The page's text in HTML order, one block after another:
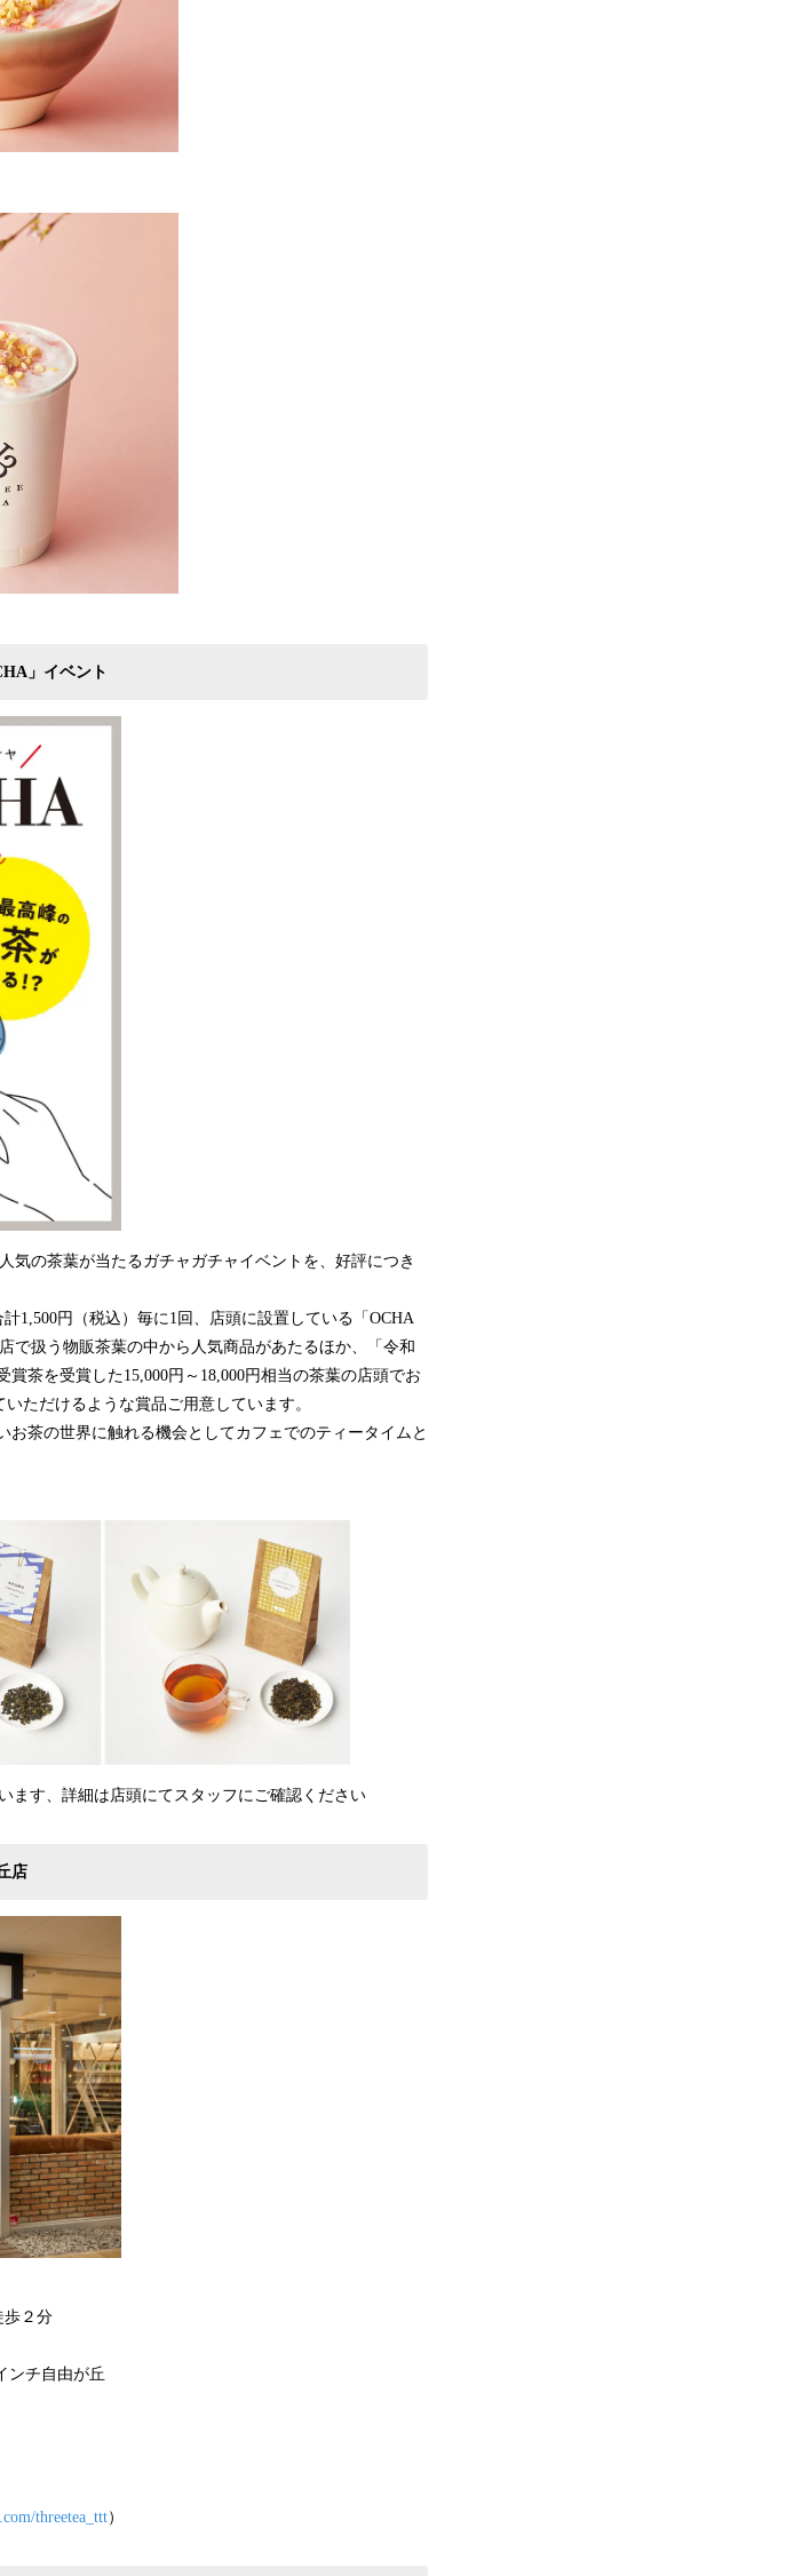
」イベント
の茶葉が当たるガチャガチャイベントを、好評につき
1,500円（税込）毎に1回、店頭に設置している「OCHA
で扱う物販茶葉の中から人気商品があたるほか、「令和
茶を受賞した15,000円～18,000円相当の茶葉の店頭でお
ただけるような賞品ご用意しています。
茶の世界に触れる機会としてカフェでのティータイムと
す、詳細は店頭にてスタッフにご確認ください
店
歩２分
チ自由が丘
threetea_ttt）